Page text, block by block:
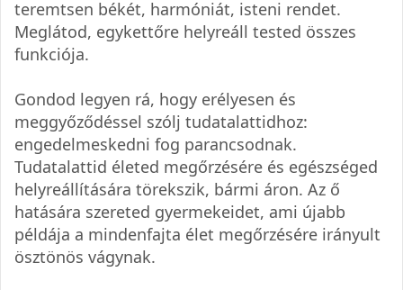
teremtsen békét, harmóniát, isteni rendet.
Meglátod, egykettőre helyreáll tested összes
funkciója.
Gondod legyen rá, hogy erélyesen és
meggyőződéssel szólj tudatalattidhoz:
engedelmeskedni fog parancsodnak.
Tudatalattid életed megőrzésére és egészséged
helyreállítására törekszik, bármi áron. Az ő
hatására szereted gyermekeidet, ami újabb
példája a mindenfajta élet megőrzésére irányult
ösztönös vágynak.